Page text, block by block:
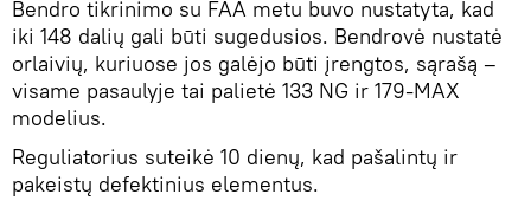
Bendro tikrinimo su FAA metu buvo nustatyta, kad
iki 148 dalių gali būti sugedusios. Bendrovė nustatė
orlaivių, kuriuose jos galėjo būti įrengtos, sąrašą –
visame pasaulyje tai palietė 133 NG ir 179-MAX
modelius.
Reguliatorius suteikė 10 dienų, kad pašalintų ir
pakeistų defektinius elementus.